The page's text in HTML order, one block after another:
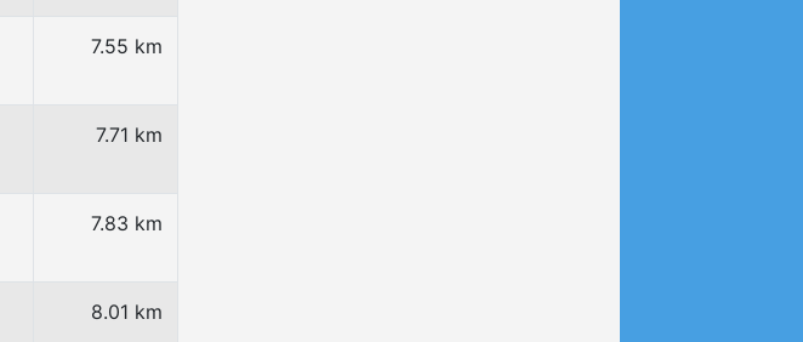
7.55 km
7.71 km
7.83 km
8.01 km